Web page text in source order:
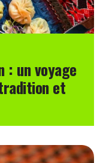
: un voyage
et